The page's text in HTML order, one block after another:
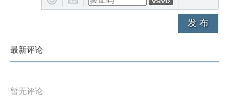
发 布
最新评论
暂无评论